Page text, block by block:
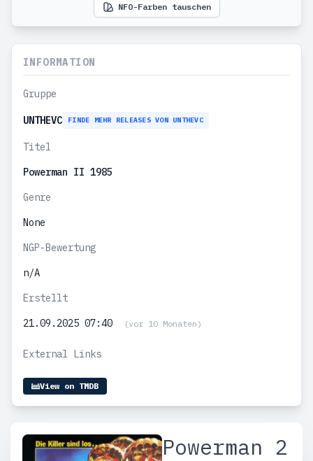
NFO-Farben tauschen
INFORMATION
Gruppe
UNTHEVC FINDE MEHR RELEASES VON UNTHEVC
Titel
Powerman II 1985
Genre
None
NGP-Bewertung
n/A
Erstellt
21.09.2025 07:40
(vor 10 Monaten)
External Links
View on TMDB
Powerman 2